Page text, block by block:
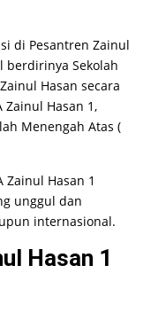
di Pesantren Zainul
berdirinya Sekolah
Hasan secara
Hasan 1,
Menengah Atas (
Hasan 1
unggul dan
internasional.
Hasan 1